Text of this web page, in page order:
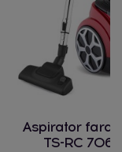
Aspirator fara
TS-RC 706